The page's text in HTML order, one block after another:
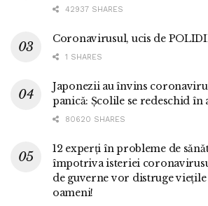
42937 SHARES
Coronavirusul, ucis de
1 SHARES
Japonezii au învins
panică: Școlile se redeschid în
80620 SHARES
12 experți în probleme de
împotriva isteriei
de guverne vor distruge
oameni!